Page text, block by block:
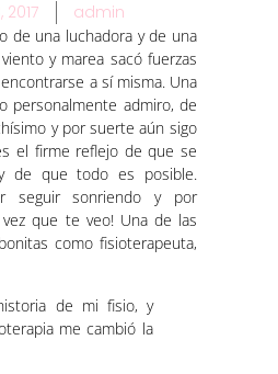
admin
de una luchadora y de una
y marea sacó fuerzas
a sí misma. Una
personalmente admiro, de
y por suerte aún sigo
el firme reflejo de que se
de que todo es posible.
seguir sonriendo y por
que te veo! Una de las
como fisioterapeuta,
de mi fisio, y
me cambió la